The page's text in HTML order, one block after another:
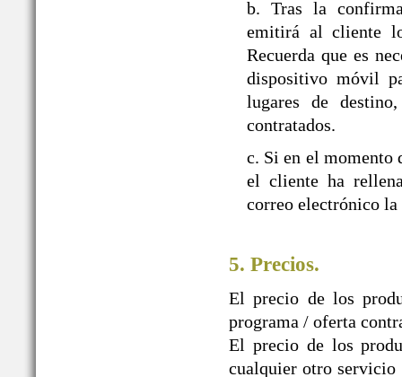
b. Tras la
emitirá al cliente
Recuerda que es
dispositivo móvil
lugares de
contratados.
c. Si en el momento
el cliente ha
correo electrónico la
5. Precios.
El precio de los
programa / oferta
El precio de los
cualquier otro servicio